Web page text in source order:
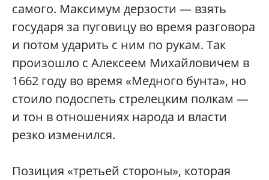
самого. Максимум дерзости — взять
государя за пуговицу во время разговора
и потом ударить с ним по рукам. Так
произошло с Алексеем Михайловичем в
1662 году во время «Медного бунта», но
стоило подоспеть стрелецким полкам —
и тон в отношениях народа и власти
резко изменился.
Позиция «третьей стороны», которая